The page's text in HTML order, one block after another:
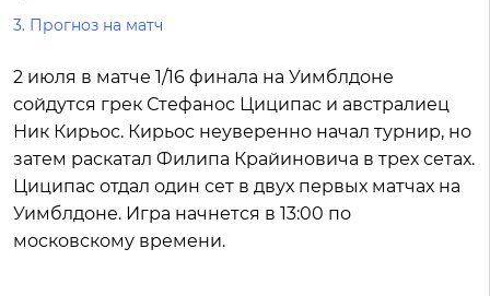
3. Прогноз на матч
2 июля в матче 1/16 финала на Уимблдоне
сойдутся грек Стефанос Циципас и австралиец
Ник Кирьос. Кирьос неуверенно начал турнир, но
затем раскатал Филипа Крайиновича в трех сетах.
Циципас отдал один сет в двух первых матчах на
Уимблдоне. Игра начнется в 13:00 по
московскому времени.